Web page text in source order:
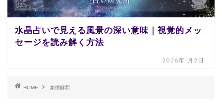
水晶占いで見える風景の深い意味｜視覚的メッ
セージを読み解く方法
2026年1月2日
HOME 象徴解釈